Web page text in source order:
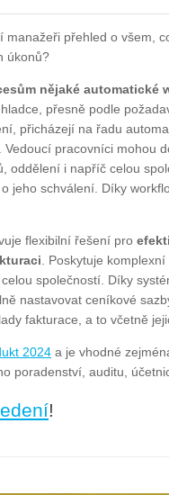
přehled o všem,
úkonů?
nějaké automatické
přesně podle
přicházejí na řadu
pracovníci mohou
oddělení i napříč celou
jeho schválení. Díky
flexibilní řešení pro
. Poskytuje
společností. Díky
nastavovat ceníkové
fakturace, a to včetně
2024 a je vhodné
poradenství, auditu,
!